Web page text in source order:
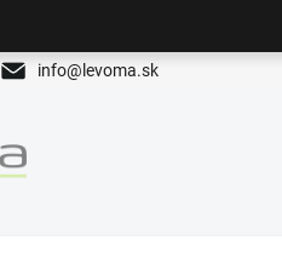
info@levoma.sk